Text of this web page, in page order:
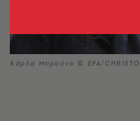
Κάρλα Μπρούνο © EPA/